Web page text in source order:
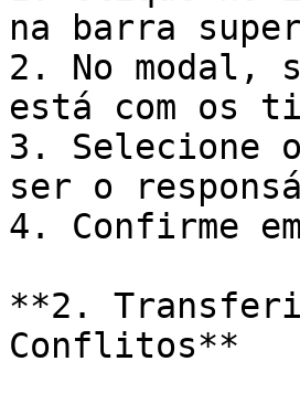
na barra
2. No modal,
está com os
3. Selecione
ser o
4. Confirme
**2.
Conflitos**